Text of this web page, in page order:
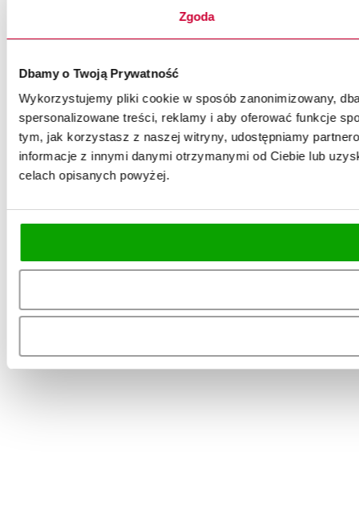
Zgoda
Dbamy o Twoją Prywatność
Wykorzystujemy pliki cookie w sposób zanonimizowany,
spersonalizowane treści, reklamy i aby oferować funkcje
tym, jak korzystasz z naszej witryny, udostępniamy
informacje z innymi danymi otrzymanymi od Ciebie lub
celach opisanych powyżej.